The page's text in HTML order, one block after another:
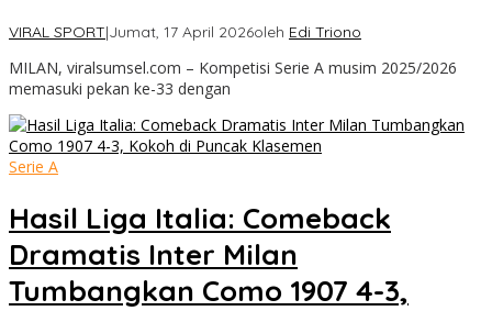
VIRAL SPORT|Jumat, 17 April 2026oleh Edi Triono
MILAN, viralsumsel.com – Kompetisi Serie A musim 2025/2026
memasuki pekan ke-33 dengan
Serie A
Hasil Liga Italia: Comeback
Dramatis Inter Milan
Tumbangkan Como 1907 4-3,